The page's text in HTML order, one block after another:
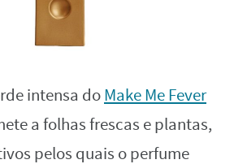
intensa doMake Me Fever
a folhas frescas e plantas,
pelos quais o perfume